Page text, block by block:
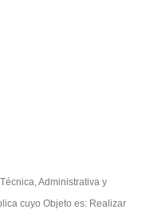
Administrativa y
cuyo Objeto es: Realizar